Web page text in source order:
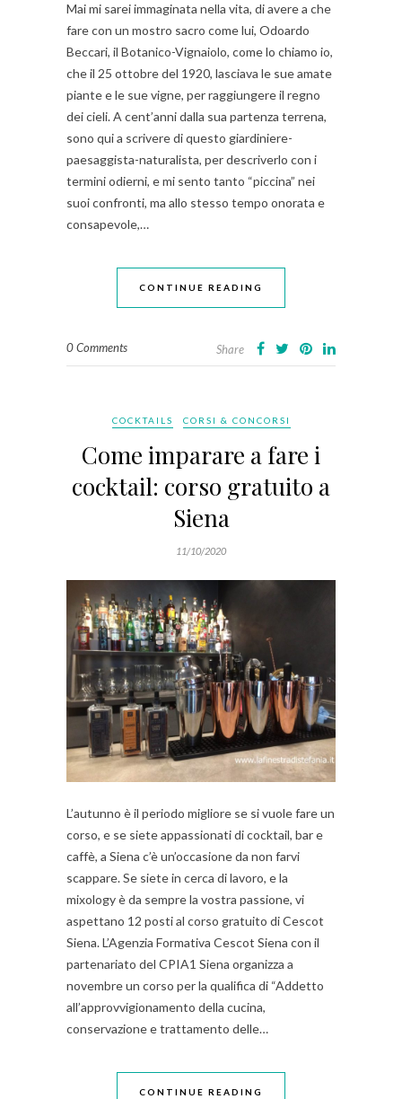
Mai mi sarei immaginata nella vita, di avere a che
fare con un mostro sacro come lui, Odoardo
Beccari, il Botanico-Vignaiolo, come lo chiamo io,
che il 25 ottobre del 1920, lasciava le sue amate
piante e le sue vigne, per raggiungere il regno
dei cieli. A cent’anni dalla sua partenza terrena,
sono qui a scrivere di questo giardiniere-
paesaggista-naturalista, per descriverlo con i
termini odierni, e mi sento tanto “piccina” nei
suoi confronti, ma allo stesso tempo onorata e
consapevole,…
CONTINUE READING
0 Comments Share
COCKTAILS CORSI & CONCORSI
Come imparare a fare i
cocktail: corso gratuito a
Siena
11/10/2020
L’autunno è il periodo migliore se si vuole fare un
corso, e se siete appassionati di cocktail, bar e
caffè, a Siena c’è un’occasione da non farvi
scappare. Se siete in cerca di lavoro, e la
mixology è da sempre la vostra passione, vi
aspettano 12 posti al corso gratuito di Cescot
Siena. L’Agenzia Formativa Cescot Siena con il
partenariato del CPIA1 Siena organizza a
novembre un corso per la qualifica di “Addetto
all’approvvigionamento della cucina,
conservazione e trattamento delle…
CONTINUE READING